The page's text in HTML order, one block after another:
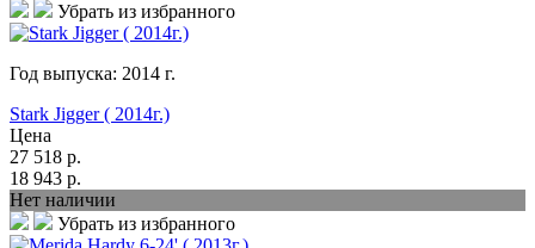
Убрать из избранного
Год выпуска: 2014 г.
Stark Jigger ( 2014г.)
Цена
27 518 р.
18 943 р.
Нет наличии
Убрать из избранного